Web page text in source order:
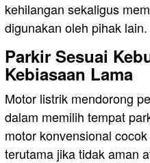
kehilangan sekaligus
digunakan oleh pihak lain.
Parkir Sesuai
Kebiasaan Lama
Motor listrik mendorong
dalam memilih tempat
motor konvensional
terutama jika tidak aman